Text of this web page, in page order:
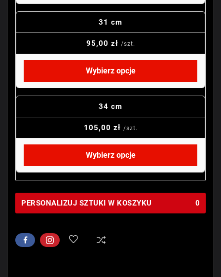
31 cm
95,00 zł /szt.
Wybierz opcje
34 cm
105,00 zł /szt.
Wybierz opcje
PERSONALIZUJ SZTUKI W KOSZYKU 0